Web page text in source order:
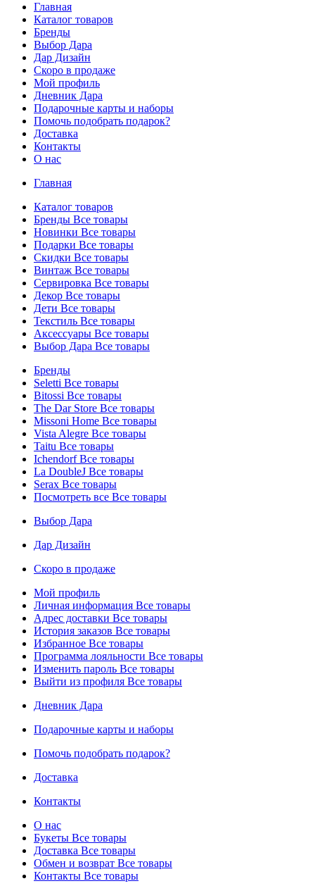
Главная
Каталог товаров
Бренды
Выбор Дара
Дар Дизайн
Скоро в продаже
Мой профиль
Дневник Дара
Подарочные карты и наборы
Помочь подобрать подарок?
Доставка
Контакты
О нас
Главная
Каталог товаров
Бренды Все товары
Новинки Все товары
Подарки Все товары
Скидки Все товары
Винтаж Все товары
Сервировка Все товары
Декор Все товары
Дети Все товары
Текстиль Все товары
Аксессуары Все товары
Выбор Дара Все товары
Бренды
Seletti Все товары
Bitossi Все товары
The Dar Store Все товары
Missoni Home Все товары
Vista Alegre Все товары
Taitu Все товары
IchendorfВсе товары
La DoubleJ Все товары
Serax Все товары
Посмотреть все Все товары
Выбор Дара
Дар Дизайн
Скоро в продаже
Мой профиль
Личная информация Все товары
Адрес доставки Все товары
История заказов Все товары
Избранное Все товары
Программа лояльности Все товары
Изменить пароль Все товары
Выйти из профиля Все товары
Дневник Дара
Подарочные карты и наборы
Помочь подобрать подарок?
Доставка
Контакты
О нас
Букеты Все товары
Доставка Все товары
Обмен и возврат Все товары
Контакты Все товары